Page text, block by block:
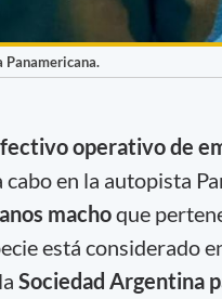
Panamericana.
operativo de
cabo en la autopista
machoque
está considerado
Sociedad Argentina